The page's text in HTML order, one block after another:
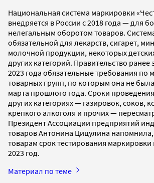
Национальная система маркировки
внедряется в России с 2018 года — для
нелегальным оборотом товаров.
обязательной для лекарств, сигарет,
молочной продукции, некоторых
других категорий. Правительство
2023 года обязательные требования по
товарных групп, по которым она не
марта прошлого года. Сроки
других категориях — газировок, соков,
крепкого алкоголя и прочих —
Президент Ассоциации предприятий
товаров Антонина Цицулина напомнила,
товарам срок тестирования маркировки
2023 год.
Материал по теме